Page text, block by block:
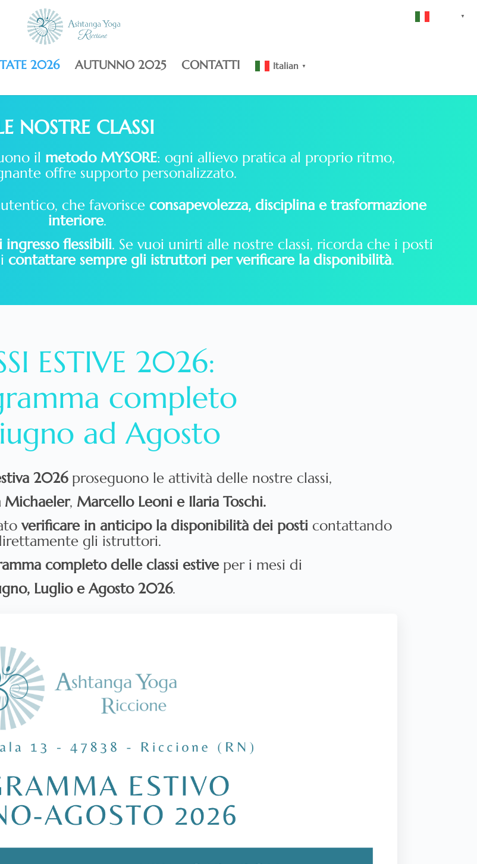
2026 AUTUNNO 2025 CONTATTI Italian ▼
NOSTRE CLASSI
il metodo MYSORE: ogni allievo pratica al proprio ritmo,
offre supporto personalizzato.
che favorisce consapevolezza, disciplina e trasformazione
interiore.
flessibili. Se vuoi unirti alle nostre classi, ricorda che i posti
contattare sempre gli istruttori per verificare la disponibilità.
ESTIVE 2026:
completo
ad Agosto
2026proseguono le attività delle nostre classi,
Michaeler, Marcello Leoni e Ilaria Toschi.
verificare in anticipo la disponibilità dei posti contattando
gli istruttori.
completo delle classi estiveper i mesi di
Luglio e Agosto 2026.
▼